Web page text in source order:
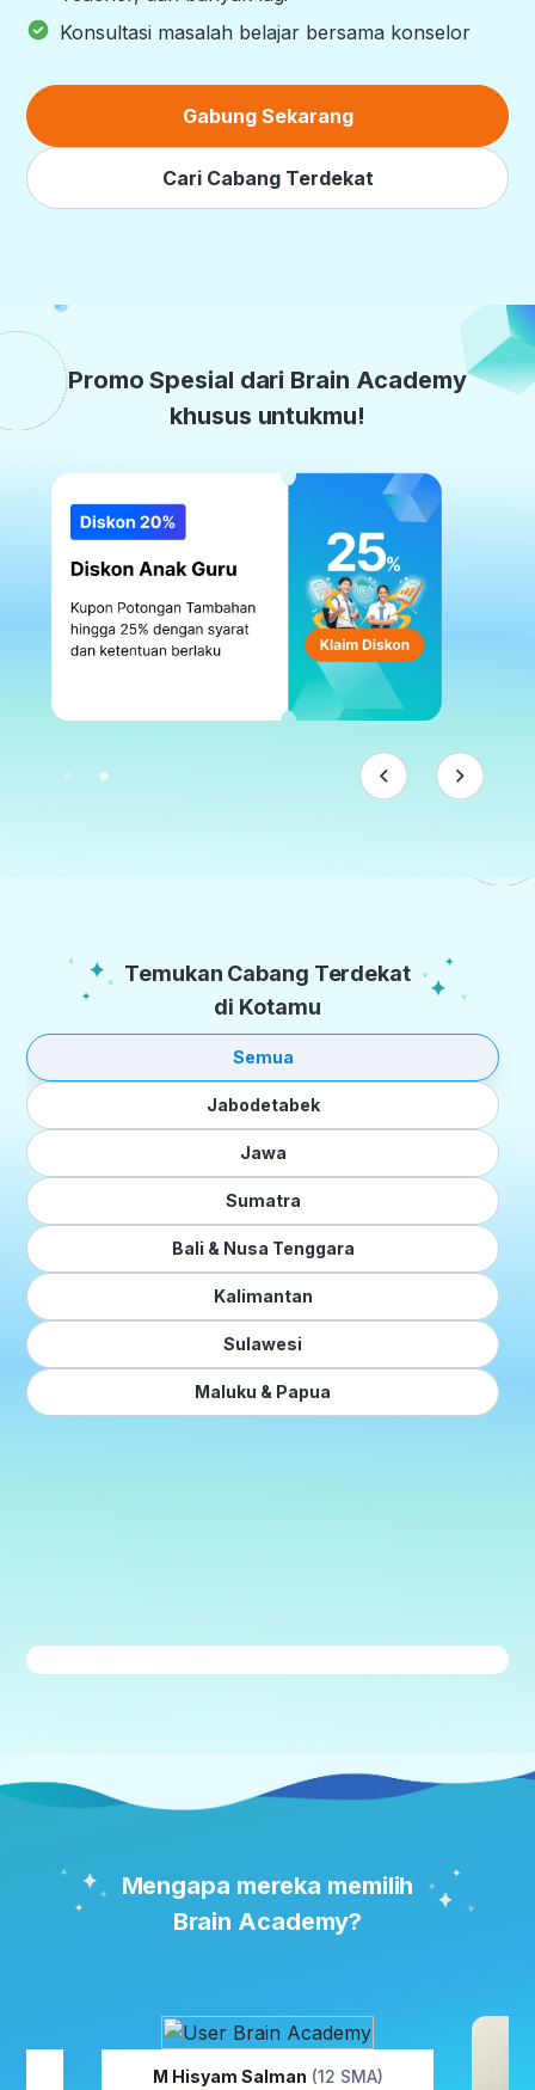
Konsultasi masalah belajar bersama konselor
Gabung Sekarang
Cari Cabang Terdekat
Promo Spesial dari Brain Academy
khusus untukmu!
Temukan Cabang Terdekat
di Kotamu
Semua
Jabodetabek
Jawa
Sumatra
Bali & Nusa Tenggara
Kalimantan
Sulawesi
Maluku & Papua
Mengapa mereka memilih
Brain Academy?
M Hisyam Salman (12 SMA)